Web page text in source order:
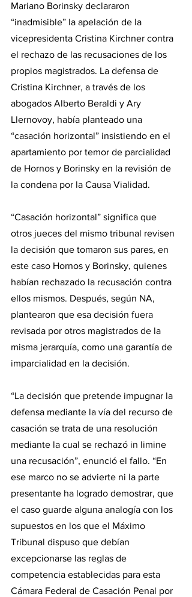
Mariano Borinsky declararon
“inadmisible” la apelación de la
vicepresidenta Cristina Kirchner contra
el rechazo de las recusaciones de los
propios magistrados. La defensa de
Cristina Kirchner, a través de los
abogados Alberto Beraldi y Ary
Llernovoy, había planteado una
“casación horizontal” insistiendo en el
apartamiento por temor de parcialidad
de Hornos y Borinsky en la revisión de
la condena por la Causa Vialidad.
“Casación horizontal” significa que
otros jueces del mismo tribunal revisen
la decisión que tomaron sus pares, en
este caso Hornos y Borinsky, quienes
habían rechazado la recusación contra
ellos mismos. Después, según NA,
plantearon que esa decisión fuera
revisada por otros magistrados de la
misma jerarquía, como una garantía de
imparcialidad en la decisión.
“La decisión que pretende impugnar la
defensa mediante la vía del recurso de
casación se trata de una resolución
mediante la cual se rechazó in limine
una recusación”, enunció el fallo. “En
ese marco no se advierte ni la parte
presentante ha logrado demostrar, que
el caso guarde alguna analogía con los
supuestos en los que el Máximo
Tribunal dispuso que debían
excepcionarse las reglas de
competencia establecidas para esta
Cámara Federal de Casación Penal por